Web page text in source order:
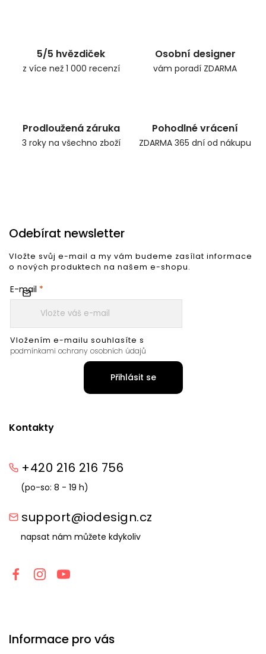
5/5 hvězdiček
z více než 1 000 recenzí
Osobní designer
vám poradí ZDARMA
Prodloužená záruka
3 roky na všechno zboží
Pohodlné vrácení
ZDARMA 365 dní od nákupu
Kontakty
+420 216 216 756
(po-so: 8 - 19 h)
support@iodesign.cz
napsat nám můžete kdykoliv
Informace pro vás
Odebírat newsletter
Vložte svůj e-mail a my vám budeme zasílat informace
o nových produktech na našem e-shopu.
E-mail
Vložením e-mailu souhlasíte s
podmínkami ochrany osobních údajů
Přihlásit se